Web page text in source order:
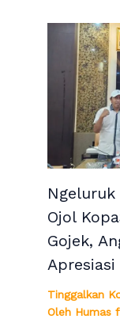
Ojol
Gojek,
Apresiasi
Tinggalkan
Oleh Humas